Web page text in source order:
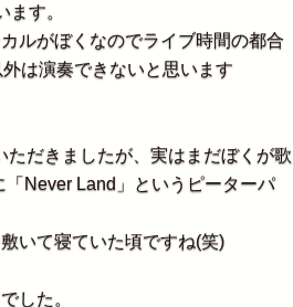
す。
ルがぼくなのでライブ時間の都合
は演奏できないと思います
だきましたが、実はまだぼくが歌
Never Land」というピーターパ
いて寝ていた頃ですね(笑)
した。